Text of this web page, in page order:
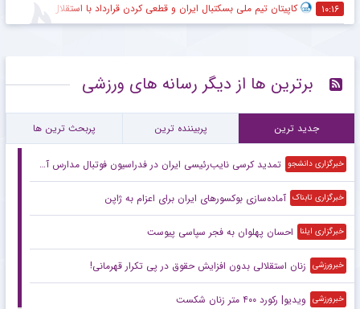
۱۰:۱۶ کاپیتان تیم ملی بسکتبال ایران و قطعی کردن قرارداد با استقلال
برترین ها از دیگر رسانه های ورزشی
جدید ترین پربیننده ترین پربحث ترین ها
خبرگزاری دانشجو تمدید کرسی نایب‌رئیسی ایران در فدراسیون فوتبال مدارس آسیا
خبرگزاری تابناک آماده‌سازی بوکسورهای ایران برای اعزام به ژاپن
خبرگزاری ایلنا احسان پهلوان به فجر سپاسی پیوست
خبرورزشی زنان استقلالی بدون افزایش حقوق در پی تکرار قهرمانی!
خبرورزشی ویدیو| رکورد ۴۰۰ متر زنان شکست